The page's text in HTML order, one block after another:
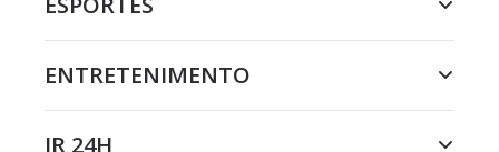
ENTRETENIMENTO
JR 24H